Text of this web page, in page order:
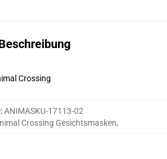
Crossing
:ANIMASKU-17113-02
Crossing Gesichtsmasken,